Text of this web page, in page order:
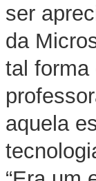
ser
da
tal forma
aquela